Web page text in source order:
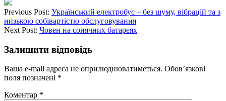
Previous Post: Український електробус – без шуму, вібрацій та з
низькою собівартістю обслуговування
Next Post: Човен на сонячних батареях
Залишити відповідь
Ваша e-mail адреса не оприлюднюватиметься. Обов’язкові
поля позначені *
Коментар *